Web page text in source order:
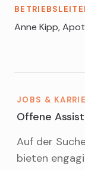
Anne Kipp,
JOBS &
Offene
Auf der
bieten